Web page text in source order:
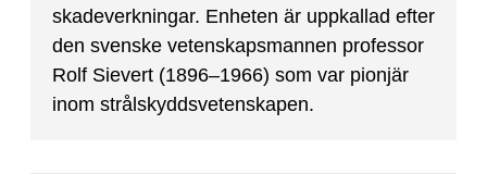
skadeverkningar. Enheten är uppkallad efter
den svenske vetenskapsmannen professor
Rolf Sievert (1896–1966) som var pionjär
inom strålskyddsvetenskapen.